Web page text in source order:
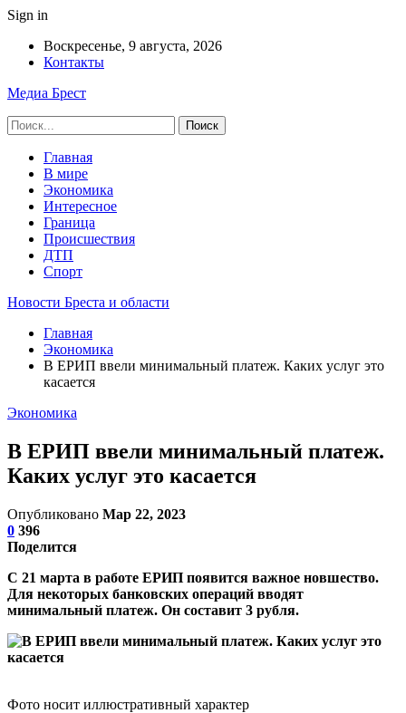
Sign in
Воскресенье, 9 августа, 2026
Контакты
Медиа Брест
Главная
В мире
Экономика
Интересное
Граница
Происшествия
ДТП
Спорт
Новости Бреста и области
Главная
Экономика
В ЕРИП ввели минимальный платеж. Каких услуг это
касается
Экономика
В ЕРИП ввели минимальный платеж.
Каких услуг это касается
Опубликовано Мар 22, 2023
0 396
Поделится
С 21 марта в работе ЕРИП появится важное новшество.
Для некоторых банковских операций вводят
минимальный платеж. Он составит 3 рубля.
Фото носит иллюстративный характер